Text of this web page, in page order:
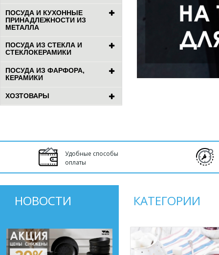
ПОСУДА И КУХОННЫЕ
ПРИНАДЛЕЖНОСТИ ИЗ
МЕТАЛЛА
ПОСУДА ИЗ СТЕКЛА И
СТЕКЛОКЕРАМИКИ
ПОСУДА ИЗ ФАРФОРА,
КЕРАМИКИ
ХОЗТОВАРЫ
Удобные способы
оплаты
НОВОСТИ КАТЕГОРИИ